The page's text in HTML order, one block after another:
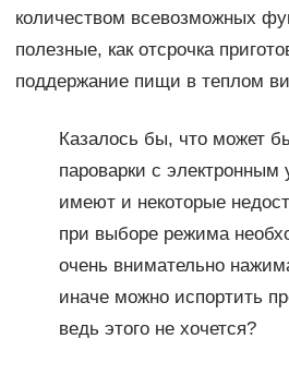
количеством всевозможных
полезные, как отсрочка
поддержание пищи в теплом
Казалось бы, что может
пароварки с электронным
имеют и некоторые
при выборе режима
очень внимательно
иначе можно испортить
ведь этого не хочется?